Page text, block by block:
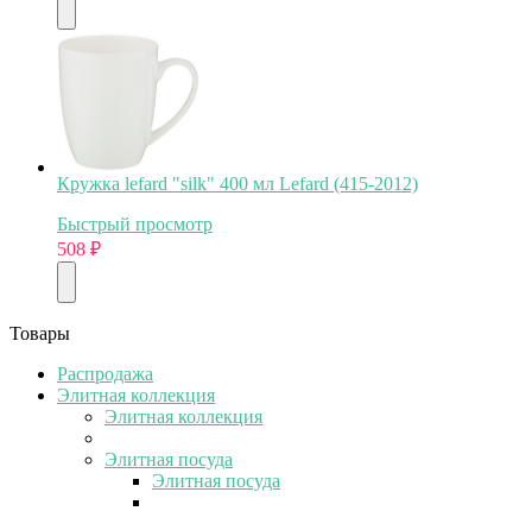
Кружка lefard "silk" 400 мл Lefard (415-2012)
Быстрый просмотр
508 ₽
Товары
Распродажа
Элитная коллекция
Элитная коллекция
Элитная посуда
Элитная посуда